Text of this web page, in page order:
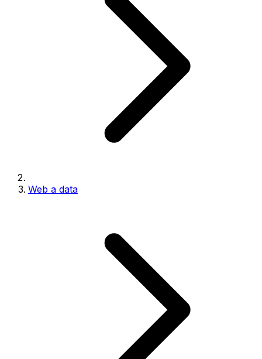
Web a data